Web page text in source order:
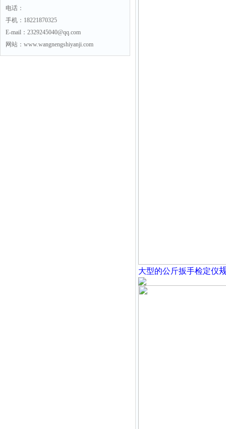
电话：
手机：18221870325
E-mail：2329245040@qq.com
网站：www.wangnengshiyanji.com
大型的公斤扳手检定仪